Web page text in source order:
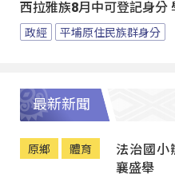
西拉雅族8月中可登記身分
政經 平埔原住民族群身分
最新新聞
原鄉 體育
法治國小
襄盛舉